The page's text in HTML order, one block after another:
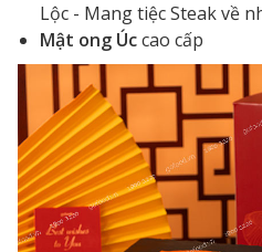
Lộc - Mang tiệc Steak về
Mật ong Úccao cấp